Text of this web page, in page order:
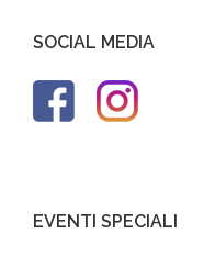
SOCIAL MEDIA
EVENTI SPECIALI